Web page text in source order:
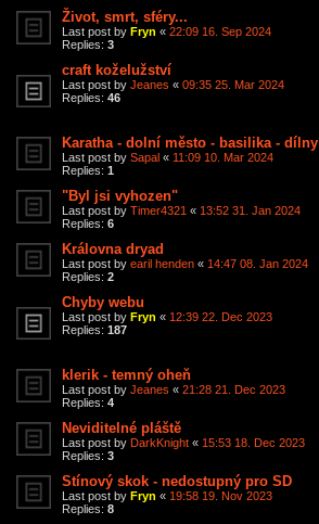
Život, smrt, sféry...
Last post by Fryn « 22:09 16. Sep 2024
Replies: 3
craft koželužství
Last post by Jeanes « 09:35 25. Mar 2024
Replies: 46
Karatha - dolní město - basilika - dílny
Last post by Sapal « 11:09 10. Mar 2024
Replies: 1
"Byl jsi vyhozen"
Last post by Timer4321 « 13:52 31. Jan 2024
Replies: 6
Královna dryad
Last post by earil henden « 14:47 08. Jan 2024
Replies: 2
Chyby webu
Last post by Fryn « 12:39 22. Dec 2023
Replies: 187
klerik - temný oheň
Last post by Jeanes « 21:28 21. Dec 2023
Replies: 4
Neviditelné pláště
Last post by DarkKnight « 15:53 18. Dec 2023
Replies: 3
Stínový skok - nedostupný pro SD
Last post by Fryn « 19:58 19. Nov 2023
Replies: 8